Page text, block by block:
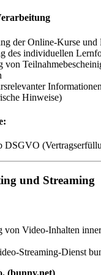
der Online-Kurse und
des individuellen
von
Hinweise)
DSGVO
und Streaming
von Video-Inhalten
Streaming-Dienst
(bunny.net)